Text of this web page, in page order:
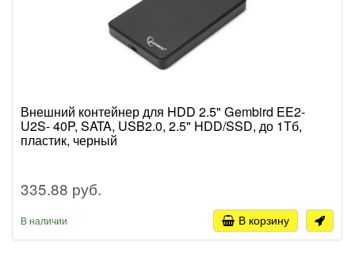
Внешний контейнер для HDD 2.5" Gembird EE2-
U2S- 40P, SATA, USB2.0, 2.5" HDD/SSD, до 1Тб,
пластик, черный
335.88 руб.
В наличии В корзину